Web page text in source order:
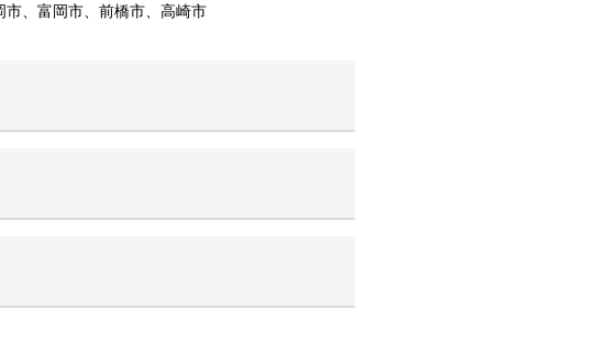
、富岡市、前橋市、高崎市